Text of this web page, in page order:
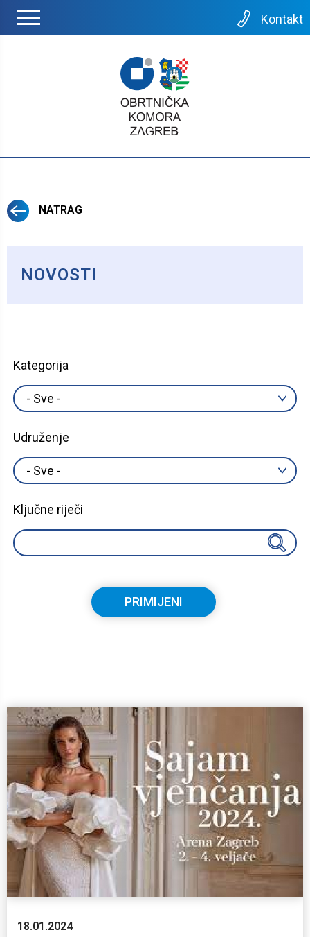
Kontakt
NATRAG
NOVOSTI
Kategorija
Udruženje
Ključne riječi
18.01.2024